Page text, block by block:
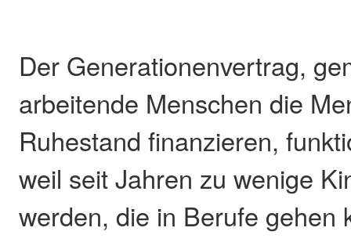
Der Generationenvertrag,
arbeitende Menschen die
Ruhestand finanzieren,
weil seit Jahren zu wenige
werden, die in Berufe gehen